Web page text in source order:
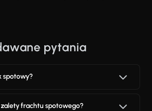
pytania
spotowy?
zalety frachtu spotowego?